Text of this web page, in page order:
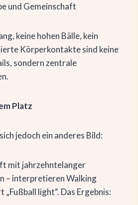
und Gemeinschaft
keine hohen Bälle, kein
Körperkontakte sind keine
sondern zentrale
Platz
jedoch ein anderes Bild:
mit jahrzehntelanger
– interpretieren Walking
„Fußball light“. Das Ergebnis: